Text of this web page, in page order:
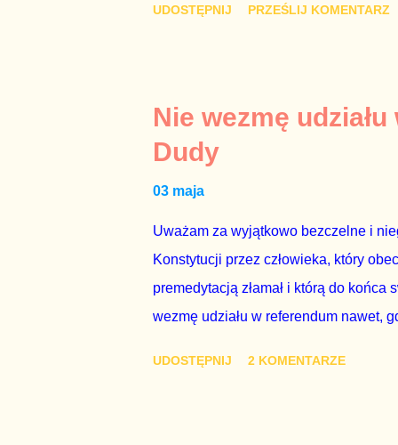
tym i porównał PKB Polski i
pewnie dlatego, że nie chciało mu
naszego kraju z lat 2007-2015.
rządu. Generalnie, M...
UDOSTĘPNIJ PRZEŚLIJ KOMENTARZ
Nie wezmę
Dudy
03 maja
Uważam za wyjątkowo bezczelne i
Konstytucji przez człowieka, który
premedytacją złamał i którą do
wezmę udziału w referendum nawet,
UDOSTĘPNIJ 2 KOMENTARZE